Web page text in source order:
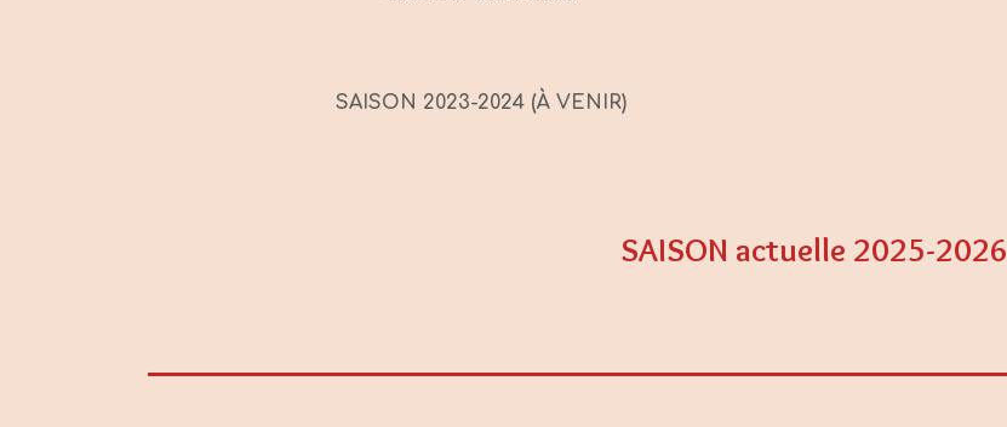
SAISON 2023-2024 (À VENIR)
SAISON actuelle 2025-2026